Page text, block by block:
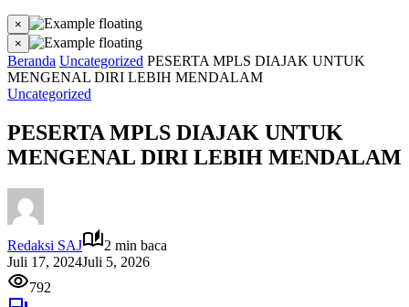
×
×
Beranda Uncategorized PESERTA MPLS DIAJAK UNTUK
MENGENAL DIRI LEBIH MENDALAM
Uncategorized
PESERTA MPLS DIAJAK UNTUK
MENGENAL DIRI LEBIH MENDALAM
Redaksi SAJ
2 min baca
Juli 17, 2024Juli 5, 2026
792